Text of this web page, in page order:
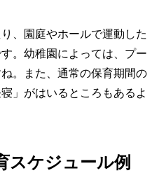
、園庭やホールで運動した
。幼稚園によっては、プー
。また、通常の保育期間の
」がはいるところもあるよ
スケジュール例